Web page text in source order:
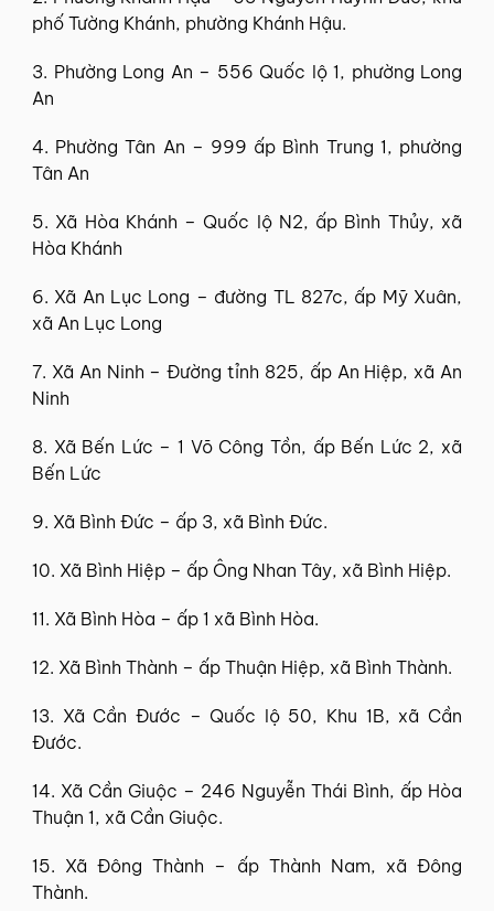
phố Tường Khánh, phường Khánh Hậu.
3. Phường Long An – 556 Quốc lộ 1, phường Long
An
4. Phường Tân An – 999 ấp Bình Trung 1, phường
Tân An
5. Xã Hòa Khánh – Quốc lộ N2, ấp Bình Thủy, xã
Hòa Khánh
6. Xã An Lục Long – đường TL 827c, ấp Mỹ Xuân,
xã An Lục Long
7. Xã An Ninh – Đường tỉnh 825, ấp An Hiệp, xã An
Ninh
8. Xã Bến Lức – 1 Võ Công Tồn, ấp Bến Lức 2, xã
Bến Lức
9. Xã Bình Đức – ấp 3, xã Bình Đức.
10. Xã Bình Hiệp – ấp Ông Nhan Tây, xã Bình Hiệp.
11. Xã Bình Hòa – ấp 1 xã Bình Hòa.
12. Xã Bình Thành – ấp Thuận Hiệp, xã Bình Thành.
13. Xã Cần Đước – Quốc lộ 50, Khu 1B, xã Cần
Đước.
14. Xã Cần Giuộc – 246 Nguyễn Thái Bình, ấp Hòa
Thuận 1, xã Cần Giuộc.
15. Xã Đông Thành – ấp Thành Nam, xã Đông
Thành.